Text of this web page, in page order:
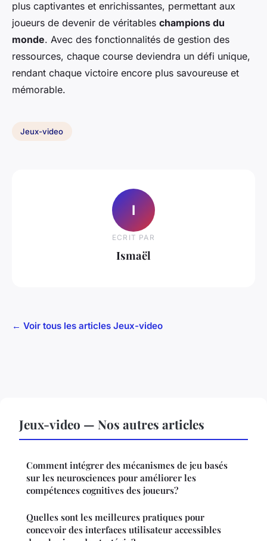
plus captivantes et enrichissantes, permettant aux
joueurs de devenir de véritables champions du
monde. Avec des fonctionnalités de gestion des
ressources, chaque course deviendra un défi unique,
rendant chaque victoire encore plus savoureuse et
mémorable.
Jeux-video
I
ECRIT PAR
Ismaël
← Voir tous les articles Jeux-video
Jeux-video — Nos autres articles
Comment intégrer des mécanismes de jeu basés
sur les neurosciences pour améliorer les
compétences cognitives des joueurs?
Quelles sont les meilleures pratiques pour
concevoir des interfaces utilisateur accessibles